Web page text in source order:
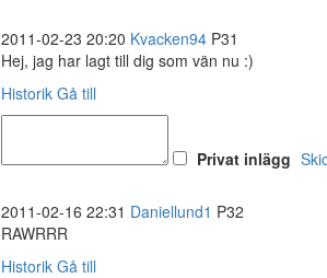
2011-02-23 20:20 Kvacken94 P31
Hej, jag har lagt till dig som vän nu :)
Historik Gå till
Privat inlägg
2011-02-16 22:31 Daniellund1 P32
RAWRRR
Historik Gå till